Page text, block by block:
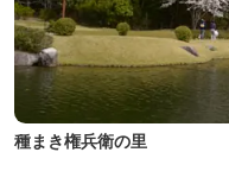
種まき権兵衛の里